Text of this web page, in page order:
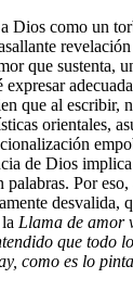
Dios como un
que sustenta,
que al escribir,
orientales,
de Dios
palabras. Por
desvalida,
Llama de amor
que todo
como es lo